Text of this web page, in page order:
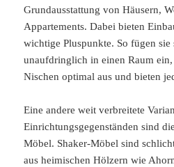
Grundausstattung von Häusern,
Appartements. Dabei bieten
wichtige Pluspunkte. So fügen
unaufdringlich in einen Raum
Nischen optimal aus und bieten
Eine andere weit verbreitete
Einrichtungsgegenständen sind
Möbel. Shaker-Möbel sind
aus heimischen Hölzern wie